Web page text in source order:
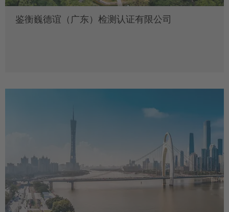
鉴衡巍德谊（广东）检测认证有限公司